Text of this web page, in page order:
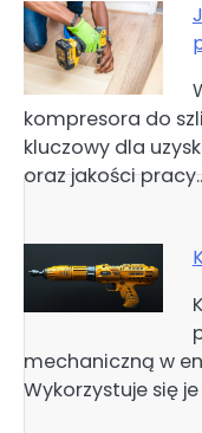
kompresora do
kluczowy dla
oraz jakości
mechaniczną w
Wykorzystuje się
Nawigacja
wpisu